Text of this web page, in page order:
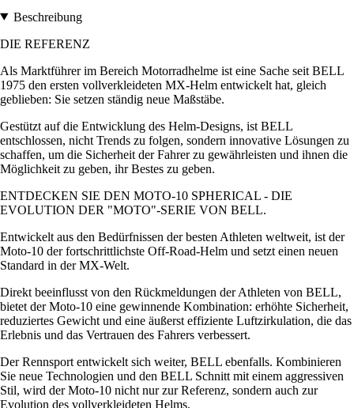
Beschreibung
DIE REFERENZ
Als Marktführer im Bereich Motorradhelme ist eine Sache seit BELL
1975 den ersten vollverkleideten MX-Helm entwickelt hat, gleich
geblieben: Sie setzen ständig neue Maßstäbe.
Gestützt auf die Entwicklung des Helm-Designs, ist BELL
entschlossen, nicht Trends zu folgen, sondern innovative Lösungen zu
schaffen, um die Sicherheit der Fahrer zu gewährleisten und ihnen die
Möglichkeit zu geben, ihr Bestes zu geben.
ENTDECKEN SIE DEN MOTO-10 SPHERICAL - DIE
EVOLUTION DER "MOTO"-SERIE VON BELL.
Entwickelt aus den Bedürfnissen der besten Athleten weltweit, ist der
Moto-10 der fortschrittlichste Off-Road-Helm und setzt einen neuen
Standard in der MX-Welt.
Direkt beeinflusst von den Rückmeldungen der Athleten von BELL,
bietet der Moto-10 eine gewinnende Kombination: erhöhte Sicherheit,
reduziertes Gewicht und eine äußerst effiziente Luftzirkulation, die das
Erlebnis und das Vertrauen des Fahrers verbessert.
Der Rennsport entwickelt sich weiter, BELL ebenfalls. Kombinieren
Sie neue Technologien und den BELL Schnitt mit einem aggressiven
Stil, wird der Moto-10 nicht nur zur Referenz, sondern auch zur
Evolution des vollverkleideten Helms.